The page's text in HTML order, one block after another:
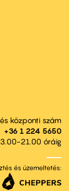
központi szám
+36 1 224 5650
21.00 óráig
és üzemeltetés: